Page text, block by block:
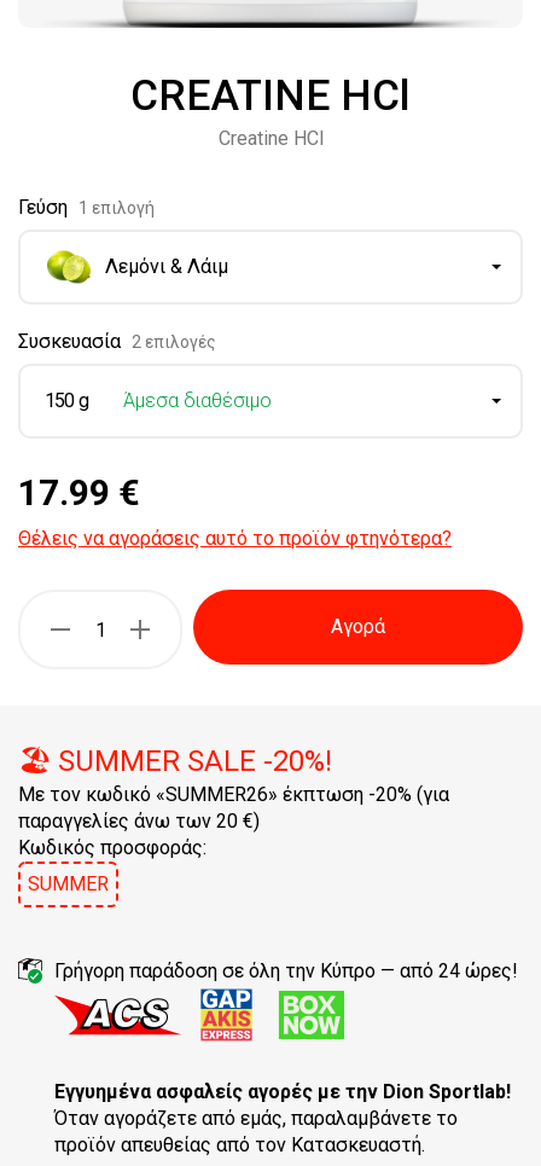
CREATINE HCl
Creatine HCl
Γεύση 1 επιλογή
Λεμόνι & Λάιμ
Συσκευασία 2 επιλογές
150 g Άμεσα διαθέσιμο
17.99 €
Θέλεις να αγοράσεις αυτό το προϊόν φτηνότερα?
Αγορά
🏖️ SUMMER SALE -20%!
Με τον κωδικό «SUMMER26» έκπτωση -20% (για
παραγγελίες άνω των 20 €)
Κωδικός προσφοράς:
SUMMER
Γρήγορη παράδοση σε όλη την Κύπρο — από 24 ώρες!
Εγγυημένα ασφαλείς αγορές με την Dion Sportlab!
Όταν αγοράζετε από εμάς, παραλαμβάνετε το
προϊόν απευθείας από τον Κατασκευαστή.